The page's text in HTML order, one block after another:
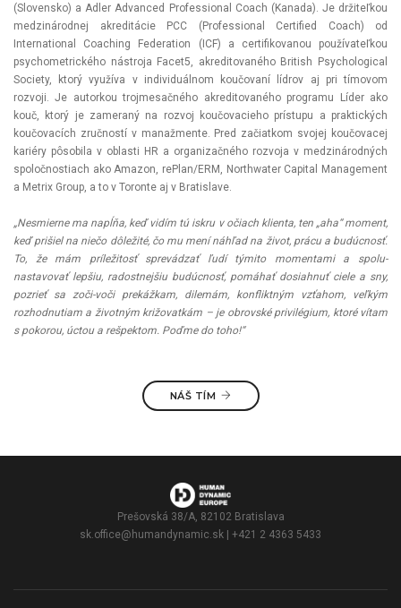
(Slovensko) a Adler Advanced Professional Coach (Kanada). Je držiteľkou
medzinárodnej akreditácie PCC (Professional Certified Coach) od
International Coaching Federation (ICF) a certifikovanou používateľkou
psychometrického nástroja Facet5, akreditovaného British Psychological
Society, ktorý využíva v individuálnom koučovaní lídrov aj pri tímovom
rozvoji. Je autorkou trojmesačného akreditovaného programu Líder ako
kouč, ktorý je zameraný na rozvoj koučovacieho prístupu a praktických
koučovacích zručností v manažmente. Pred začiatkom svojej koučovacej
kariéry pôsobila v oblasti HR a organizačného rozvoja v medzinárodných
spoločnostiach ako Amazon, rePlan/ERM, Northwater Capital Management
a Metrix Group, a to v Toronte aj v Bratislave.
„Nesmierne ma napĺňa, keď vidím tú iskru v očiach klienta, ten „aha“ moment,
keď prišiel na niečo dôležité, čo mu mení náhľad na život, prácu a budúcnosť.
To, že mám príležitosť sprevádzať ľudí týmito momentami a spolu-
nastavovať lepšiu, radostnejšiu budúcnosť, pomáhať dosiahnuť ciele a sny,
pozrieť sa zoči-voči prekážkam, dilemám, konfliktným vzťahom, veľkým
rozhodnutiam a životným križovatkám – je obrovské privilégium, ktoré vítam
s pokorou, úctou a rešpektom. Poďme do toho!“
NÁŠ TÍM
Prešovská 38/A, 82102 Bratislava
sk.office@humandynamic.sk | +421 2 4363 5433